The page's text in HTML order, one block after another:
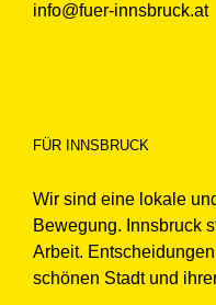
info@fuer-innsbruck.at
FÜR INNSBRUCK
Wir sind eine lokale
Bewegung. Innsbruck
Arbeit.
schönen Stadt und